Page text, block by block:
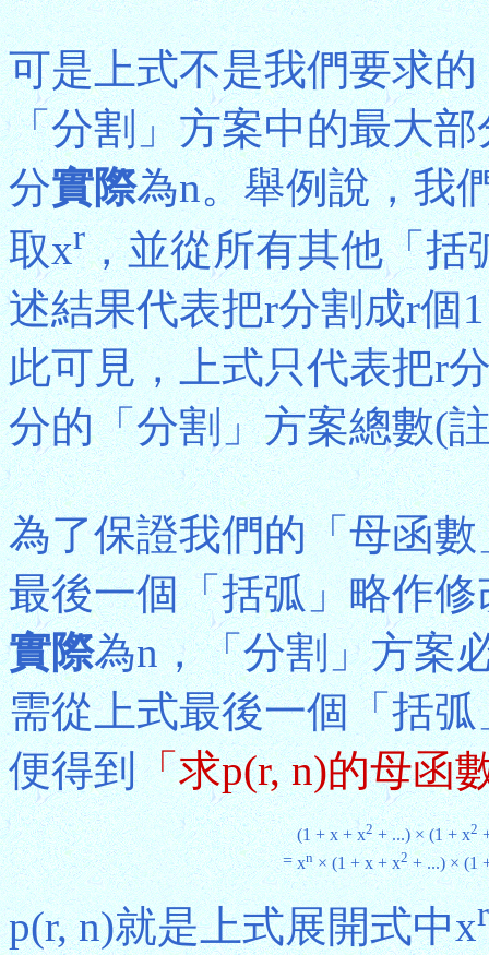
可是上式不是我們要求
「分割」方案中的最大部
分實際為n。舉例說，我
取xr，並從所有其他「括
述結果代表把r分割成r個
此可見，上式只代表把r
分的「分割」方案總數(
為了保證我們的「母函
最後一個「括弧」略作
實際為n，「分割」方案
需從上式最後一個「括
便得到「求p(r, n)的母函
(1 + x + x2+ ...) × (1 + x2
= xn× (1 + x + x2+ ...) × (1
p(r, n)就是上式展開式中xr